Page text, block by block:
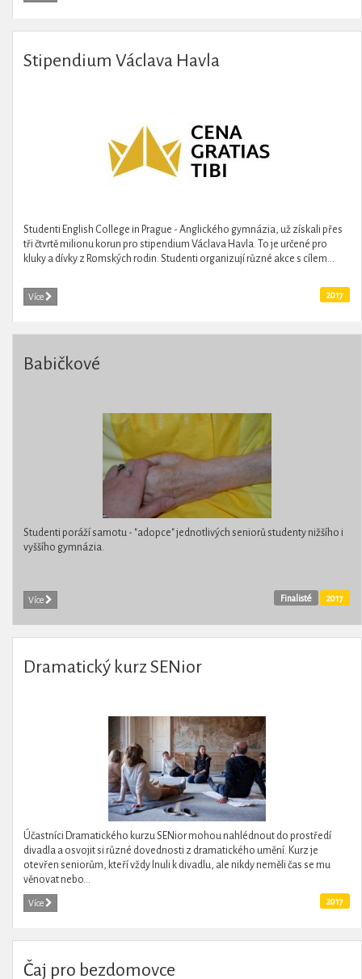
Stipendium Václava Havla
Studenti English College in Prague - Anglického gymnázia, už získali přes
tři čtvrtě milionu korun pro stipendium Václava Havla. To je určené pro
kluky a dívky z Romských rodin. Studenti organizují různé akce s cílem...
Více 2017
Babičkové
Studenti poráží samotu - "adopce" jednotlivých seniorů studenty nižšího i
vyššího gymnázia.
Více 2017
Finalisté
Dramatický kurz SENior
Účastníci Dramatického kurzu SENior mohou nahlédnout do prostředí
divadla a osvojit si různé dovednosti z dramatického umění. Kurz je
otevřen seniorům, kteří vždy lnuli k divadlu, ale nikdy neměli čas se mu
věnovat nebo...
Více 2017
Čaj pro bezdomovce